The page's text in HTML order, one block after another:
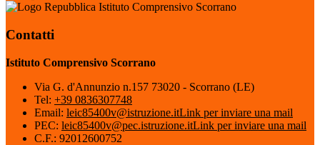
Istituto Comprensivo Scorrano
Contatti
Istituto Comprensivo Scorrano
Via G. d'Annunzio n.157 73020 - Scorrano (LE)
Tel: +39 0836307748
Email: leic85400v@istruzione.itLink per inviare una mail
PEC: leic85400v@pec.istruzione.itLink per inviare una mail
C.F.: 92012600752